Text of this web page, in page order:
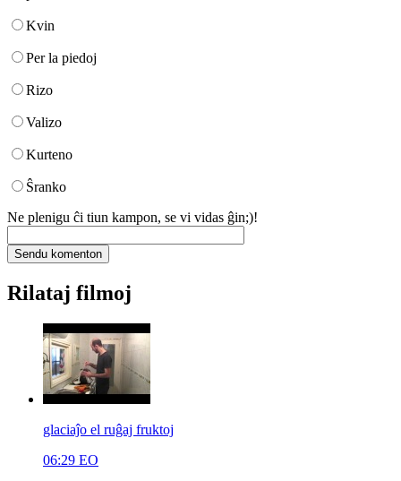
Kvin
Per la piedoj
Rizo
Valizo
Kurteno
Ŝranko
Ne plenigu ĉi tiun kampon, se vi vidas ĝin;)!
Rilataj filmoj
glaciaĵo el ruĝaj fruktoj
06:29 EO